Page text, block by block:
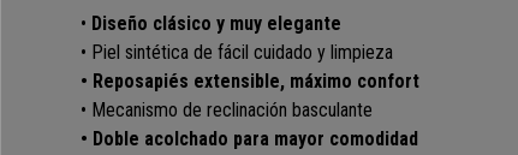
• Diseño clásico y muy elegante
• Piel sintética de fácil cuidado y limpieza
• Reposapiés extensible, máximo confort
• Mecanismo de reclinación basculante
• Doble acolchado para mayor comodidad